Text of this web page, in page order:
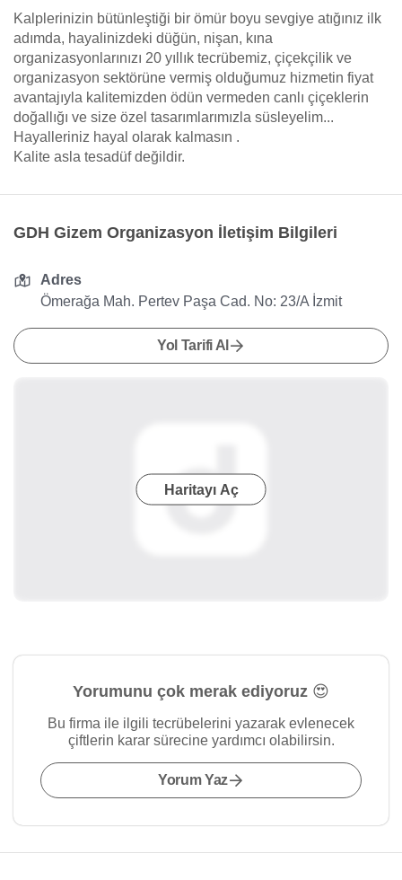
Kalplerinizin bütünleştiği bir ömür boyu sevgiye atığınız ilk
adımda, hayalinizdeki düğün, nişan, kına
organizasyonlarınızı 20 yıllık tecrübemiz, çiçekçilik ve
organizasyon sektörüne vermiş olduğumuz hizmetin fiyat
avantajıyla kalitemizden ödün vermeden canlı çiçeklerin
doğallığı ve size özel tasarımlarımızla süsleyelim...
Hayalleriniz hayal olarak kalmasın .
Kalite asla tesadüf değildir.
GDH Gizem Organizasyon İletişim Bilgileri
Adres
Ömerağa Mah. Pertev Paşa Cad. No: 23/A İzmit
Yol Tarifi Al
Haritayı Aç
Yorumunu çok merak ediyoruz 😍
Bu firma ile ilgili tecrübelerini yazarak evlenecek
çiftlerin karar sürecine yardımcı olabilirsin.
Yorum Yaz